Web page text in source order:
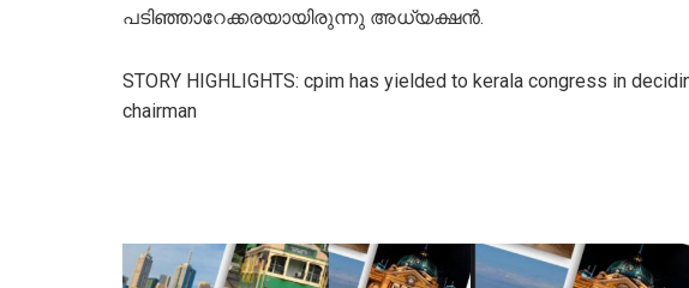
പടിഞ്ഞാറേക്കരയായിരുന്നു അധ്യക്ഷന്‍.
STORY HIGHLIGHTS: cpim has yielded to kerala congress in
chairman